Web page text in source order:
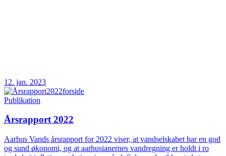
12. jan. 2023
Publikation
Årsrapport 2022
Aarhus Vands årsrapport for 2022 viser, at vandselskabet har en god
og sund økonomi, og at aarhusianernes vandregning er holdt i ro